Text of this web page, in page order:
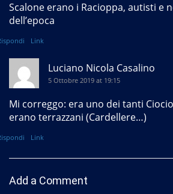
Scalone erano i Racioppa, autisti e
dell’epoca
Link
Luciano Nicola Casalino
5 Ottobre 2019 at 19:15
Mi correggo: era uno dei tanti
erano terrazzani (Cardellere…)
Link
Add a Comment